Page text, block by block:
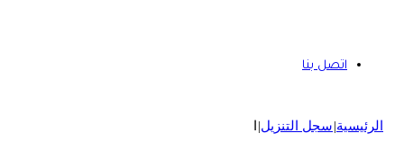
اتصل بنا
الرئيسية|سجل التنزيل|